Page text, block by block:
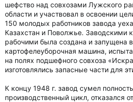
шефство над совхозами Лужского
области и участвовал в освоении
150 молодых работников завода
Казахстан и Поволжье. Заводскими
рабочими была создана и запущена
картофелеуборочная машина,
на полях подшефного совхоза
изготовлялись запасные части для
К концу 1948 г. завод сумел
производственный цикл, отказался